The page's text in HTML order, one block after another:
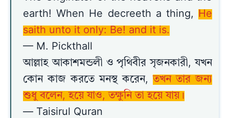
earth! When He decreeth a thing,
He
saith unto it only: Be! and it is.
— M. Pickthall
আল্লাহ আকাশমন্ডলী ও পৃথিবীর সৃজনকারী, যখন
কোন কাজ করতে মনস্থ করেন,তখন তার জন্য
শুধু বলেন, হয়ে যাও, তক্ষুনি তা হয়ে যায়।
— Taisirul Quran